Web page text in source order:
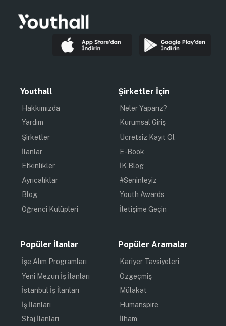
Youthall
Hakkımızda
Yardım
Şirketler
İlanlar
Etkinlikler
Ayrıcalıklar
Blog
Öğrenci Kulüpleri
Şirketler İçin
Neler Yaparız?
Kurumsal Giriş
Ücretsiz Kayıt Ol
E-Book
İK Blog
#Seninleyiz
Youth Awards
İletişime Geçin
Popüler İlanlar
İşe Alım Programları
Yeni Mezun İş İlanları
İstanbul İş İlanları
İş İlanları
Staj İlanları
Popüler Aramalar
Kariyer Tavsiyeleri
Özgeçmiş
Mülakat
Humanspire
İlham